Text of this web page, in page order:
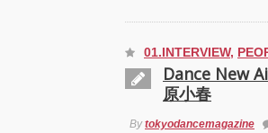
01.INTERVIEW,
Dance New
原小春
Bytokyodancemagazine